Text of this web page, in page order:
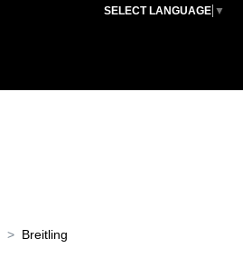
SELECT LANGUAGE ▼
Breitling